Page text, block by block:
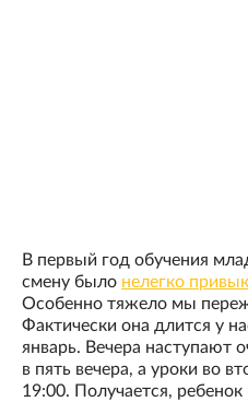
В первый год обучения
смену было нелегко
Особенно тяжело мы
Фактически она длится у
январь. Вечера наступают
в пять вечера, а уроки во
19:00. Получается,